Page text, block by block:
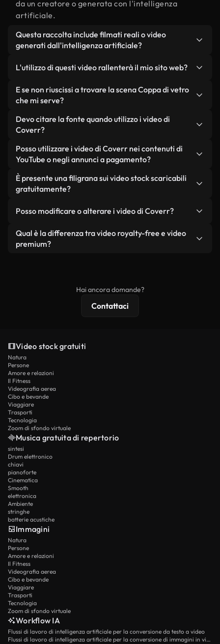
da un creatore o generata con l'intelligenza
artificiale.
Questa raccolta include filmati reali o video
generati dall'intelligenza artificiale?
da filmati reali, girati da persone, relativi a Coppa
di vetro, e da video generati dall'intelligenza
artificiale. Ogni video è chiaramente etichettato,
L'utilizzo di questi video rallenterà il mio sito web?
Non se scegli le nostre versioni ottimizzate.
Offriamo formati leggeri e pronti per il web,
mantengono alta la qualità, riducono al minimo i
tempi di caricamento e migliorano parametri
come LCP.
E se non riuscissi a trovare la scena Coppa di vetro
che mi serve?
Puoi crearne uno all'istante utilizzando Coverr AI
Studio. Ti basta descrivere la scena, ad esempio
in pochi secondi un video personalizzato in
conformità con i nostri standard di licenza.
Devo citare la fonte quando utilizzo i video di
Coverr?
Non è richiesto alcun riconoscimento dell'autore.
Tutti i video presenti nella nostra libreria sono
senza citare il creatore, sebbene sia sempre
gradito.
Posso utilizzare i video di Coverr nei contenuti di
YouTube o negli annunci a pagamento?
Sì. Tutti i filmati di Coverr possono essere utilizzati
in video monetizzati su YouTube, promozioni sui
condizione che non si rivendano o ridistribuiscano
È presente una filigrana sui video stock scaricabili
gratuitamente?
reali o generati dall'intelligenza artificiale, include
filigrane. Avrai a disposizione filmati puliti e pronti
all'uso.
Posso modificare o alterare i video di Coverr?
Sì. Siete liberi di tagliare, ritagliare o remixare i
nostri video. Assicuratevi solo che il prodotto
Qual è la differenza tra video royalty-free e video
premium?
Hai ancora domande?
Contattaci
Video stock gratuiti
Natura
Persone
Amore e relazioni
Il Fitness
Videografia aerea
Cibo e bevande
Viaggiare
Trasporti
Tecnologia
Zoom di sfondo virtuale
Musica gratuita di repertorio
sintesi
Drum elettronico
chiavi
pianoforte
Cinematica
Smooth
elettronica
Ambiente
stringhe
batterie acustiche
Immagini
Natura
Persone
Amore e relazioni
Il Fitness
Videografia aerea
Cibo e bevande
Viaggiare
Trasporti
Tecnologia
Zoom di sfondo virtuale
Workflow IA
Flussi di lavoro di intelligenza artificiale per la conversione da testo a video
Flussi di lavoro di intelligenza artificiale per la conversione di immagini in video